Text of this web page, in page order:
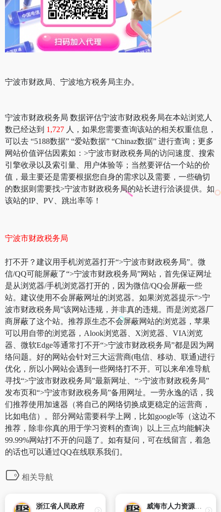
宁波市财政局、宁波地方税务局主办。
宁波市财政税务局 数据评估宁波市财政税务局在本站浏览人
数已经达到 1,727 人，如果您需要查询该站的相关权重信息，
可以去 “5188数据” “爱站数据” “Chinaz数据” 进行查询；更多
网站价值评估因素如：>宁波市财政税务局的访问速度、搜索
引擎收录以及索引量、用户体验等；当然要评估一个站的价
值，最主要还是需要根据您自身的需求以及需要，一些确切
的数据则需要找>宁波市财政税务局的站长进行洽谈提供。如
该站的IP、PV、跳出率等！
宁波市财政税务局
打不开？建议用手机浏览器打开“>宁波市财政税务局”。微
信/QQ可能屏蔽了“>宁波市财政税务局”网站，首先保证网址
是从浏览器/手机浏览器打开的，因为微信/QQ会屏蔽一些
站。建议使用不会屏蔽网址的浏览器。如果浏览器提示“>宁
波市财政税务局”该网站违规，并非真的违规。而是浏览器厂
商屏蔽了这个站。推荐原生态不会屏蔽网站的浏览器，苹果
可以用自带的浏览器，Alook浏览器、X浏览器、VIA浏览
器、微软Edge等通常打不开“>宁波市财政税务局”都是因为网
络问题。好的网站会针对三大运营商(电信、移动、联通)进行
优化，所以小网站会遇到一些网络打不开。可以来牟准导航
寻找“>宁波市财政税务局”最新网址、“>宁波市财政税务局”
发布页和“>宁波市财政税务局”备用网址。一劳永逸的话，我
们推荐使用加速器（将自己的网络切换成更稳定的运营商，
比如电信）。部分网站需要科学上网，比如google等（这边不
推荐，除非你真的用于学习资料的查询）以上三点均能解决
99.99%网站打不开的问题了。如有疑问，可在线留言，着急
的话也可以通过QQ在线联系我们。
相关导航
浙江省人民政府 威海市人力资源和社会保障局